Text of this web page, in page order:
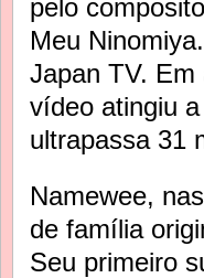
pelo
Meu
Japan TV.
vídeo atingiu
ultrapassa 31
Namewee,
de família
Seu primeiro